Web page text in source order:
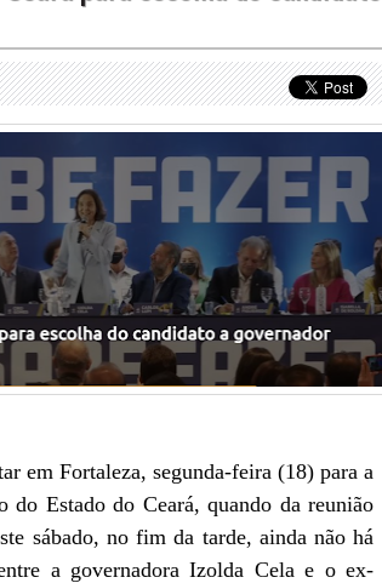
em Fortaleza, segunda-feira (18) para a
do Estado do Ceará, quando da reunião
sábado, no fim da tarde, ainda não há
a governadora Izolda Cela e o ex-